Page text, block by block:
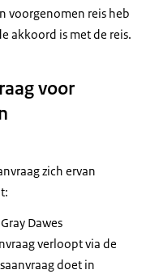
voorgenomen reis heb
akkoord is met de reis.
voor
zich ervan
Dawes
verloopt via de
doet in